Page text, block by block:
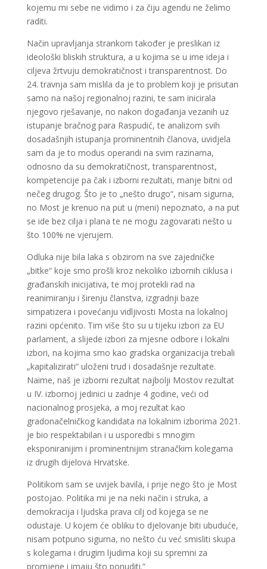
kojemu mi sebe ne vidimo i za čiju agendu ne želimo
raditi.
Način upravljanja strankom također je preslikan iz
ideološki bliskih struktura, a u kojima se u ime ideja i
ciljeva žrtvuju demokratičnost i transparentnost. Do
24. travnja sam mislila da je to problem koji je prisutan
samo na našoj regionalnoj razini, te sam inicirala
njegovo rješavanje, no nakon događanja vezanih uz
istupanje bračnog para Raspudić, te analizom svih
dosadašnjih istupanja prominentnih članova, uvidjela
sam da je to modus operandi na svim razinama,
odnosno da su demokratičnost, transparentnost,
kompetencije pa čak i izborni rezultati, manje bitni od
nečeg drugog. Što je to „nešto drugo“, nisam sigurna,
no Most je krenuo na put u (meni) nepoznato, a na put
se ide bez cilja i plana te ne mogu zagovarati nešto u
što 100% ne vjerujem.
Odluka nije bila laka s obzirom na sve zajedničke
„bitke“ koje smo prošli kroz nekoliko izbornih ciklusa i
građanskih inicijativa, te moj protekli rad na
reanimiranju i širenju članstva, izgradnji baze
simpatizera i povećanju vidljivosti Mosta na lokalnoj
razini općenito. Tim više što su u tijeku izbori za EU
parlament, a slijede izbori za mjesne odbore i lokalni
izbori, na kojima smo kao gradska organizacija trebali
„kapitalizirati“ uloženi trud i dosadašnje rezultate.
Naime, naš je izborni rezultat najbolji Mostov rezultat
u IV. izbornoj jedinici u zadnje 4 godine, veći od
nacionalnog prosjeka, a moj rezultat kao
gradonačelničkog kandidata na lokalnim izborima 2021.
je bio respektabilan i u usporedbi s mnogim
eksponiranijim i prominentnijim stranačkim kolegama
iz drugih dijelova Hrvatske.
Politikom sam se uvijek bavila, i prije nego što je Most
postojao. Politika mi je na neki način i struka, a
demokracija i ljudska prava cilj od kojega se ne
odustaje. U kojem će obliku to djelovanje biti ubuduće,
nisam potpuno sigurna, no nešto ću već smisliti skupa
s kolegama i drugim ljudima koji su spremni za
promjene i imaju što ponuditi.”